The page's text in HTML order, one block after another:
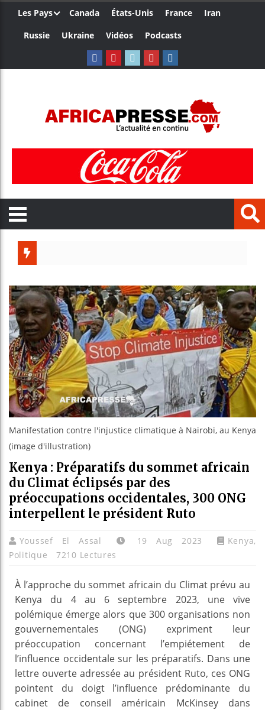
Les Pays Canada États-Unis France
Iran
Russie
Ukraine Vidéos Podcasts
Bénin :
Manifestation contre l'injustice climatique à Nairobi, au Kenya
(image d'illustration)
Kenya : Préparatifs du sommet africain
du Climat éclipsés par des
préoccupations occidentales, 300 ONG
interpellent le président Ruto
Youssef El Assal 19 Aug 2023 Kenya,
Politique
7210 Lectures
À l’approche du sommet africain du Climat prévu au
Kenya du 4 au 6 septembre 2023, une vive
polémique émerge alors que 300 organisations non
gouvernementales (ONG) expriment leur
préoccupation concernant l’empiétement de
l’influence occidentale sur les préparatifs. Dans une
lettre ouverte adressée au président Ruto, ces ONG
pointent du doigt l’influence prédominante du
cabinet de conseil américain McKinsey dans